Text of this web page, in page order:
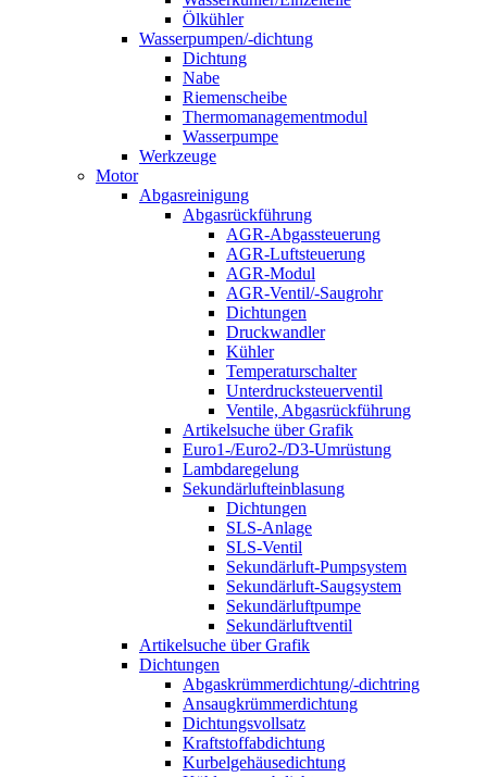
Ölkühler
Wasserpumpen/-dichtung
Dichtung
Nabe
Riemenscheibe
Thermomanagementmodul
Wasserpumpe
Werkzeuge
Motor
Abgasreinigung
Abgasrückführung
AGR-Abgassteuerung
AGR-Luftsteuerung
AGR-Modul
AGR-Ventil/-Saugrohr
Dichtungen
Druckwandler
Kühler
Temperaturschalter
Unterdrucksteuerventil
Ventile, Abgasrückführung
Artikelsuche über Grafik
Euro1-/Euro2-/D3-Umrüstung
Lambdaregelung
Sekundärlufteinblasung
Dichtungen
SLS-Anlage
SLS-Ventil
Sekundärluft-Pumpsystem
Sekundärluft-Saugsystem
Sekundärluftpumpe
Sekundärluftventil
Artikelsuche über Grafik
Dichtungen
Abgaskrümmerdichtung/-dichtring
Ansaugkrümmerdichtung
Dichtungsvollsatz
Kraftstoffabdichtung
Kurbelgehäusedichtung